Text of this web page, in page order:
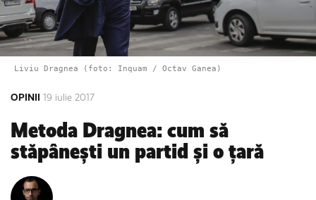
Liviu Dragnea (foto: Inquam / Octav Ganea)
OPINII 19 iulie 2017
Metoda Dragnea: cum să
stăpânești un partid și o țară